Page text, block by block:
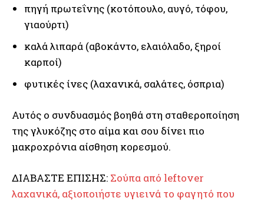
πηγή πρωτεΐνης (κοτόπουλο, αυγό, τόφου,
γιαούρτι)
καλά λιπαρά (αβοκάντο, ελαιόλαδο, ξηροί
καρποί)
φυτικές ίνες (λαχανικά, σαλάτες, όσπρια)
Αυτός ο συνδυασμός βοηθά στη σταθεροποίηση
της γλυκόζης στο αίμα και σου δίνει πιο
μακροχρόνια αίσθηση κορεσμού.
ΔΙΑΒΑΣΤΕ ΕΠΙΣΗΣ: Σούπα από leftover
λαχανικά, αξιοποιήστε υγιεινά το φαγητό που